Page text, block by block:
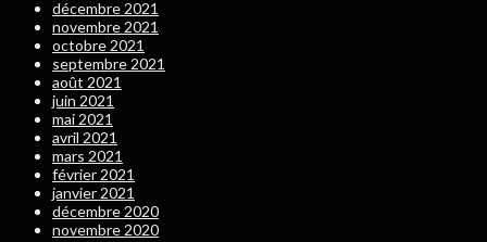
décembre 2021
novembre 2021
octobre 2021
septembre 2021
août 2021
juin 2021
mai 2021
avril 2021
mars 2021
février 2021
janvier 2021
décembre 2020
novembre 2020